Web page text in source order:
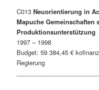
C013Neuorientierung in
Mapuche Gemeinschaften
Produktionsunterstützung
1997 – 1998
Budget: 59 384,45 €
Regierung